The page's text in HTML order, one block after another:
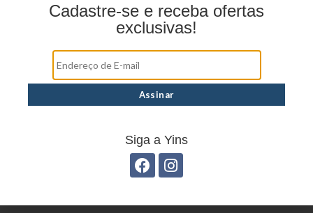
Estojo Juvenil YS41030 Estojo Juvenil YS27104
Cadastre-se e receba ofertas
exclusivas!
Siga a Yins